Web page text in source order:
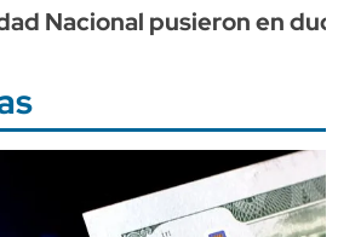
Nacional pusieron en